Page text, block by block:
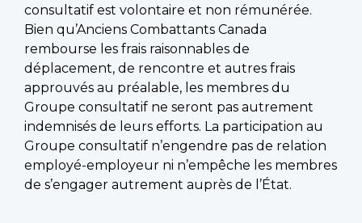
consultatif est volontaire et non rémunérée.
Bien qu’Anciens Combattants Canada
rembourse les frais raisonnables de
déplacement, de rencontre et autres frais
approuvés au préalable, les membres du
Groupe consultatif ne seront pas autrement
indemnisés de leurs efforts. La participation au
Groupe consultatif n’engendre pas de relation
employé-employeur ni n’empêche les membres
de s’engager autrement auprès de l’État.